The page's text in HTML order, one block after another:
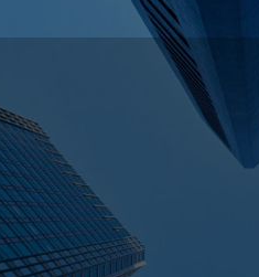
ข้าพระพุทธเจ้า คณะผู้บริหารและพนักงาน บริษัท